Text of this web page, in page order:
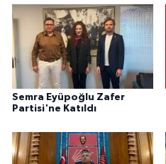
Semra Eyüpoğlu Zafer
Partisi'ne Katıldı